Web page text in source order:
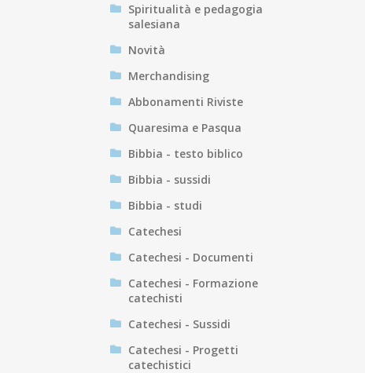
Spiritualità e pedagogia
salesiana
Novità
Merchandising
Abbonamenti Riviste
Quaresima e Pasqua
Bibbia - testo biblico
Bibbia - sussidi
Bibbia - studi
Catechesi
Catechesi - Documenti
Catechesi - Formazione
catechisti
Catechesi - Sussidi
Catechesi - Progetti
catechistici